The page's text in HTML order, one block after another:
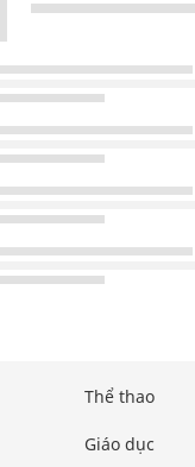
Thể thao
Giáo dục